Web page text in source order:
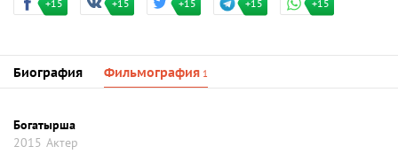
+15 +15 +15 +15 +15
Биография Фильмография 1
Богатырша
2015 Актер